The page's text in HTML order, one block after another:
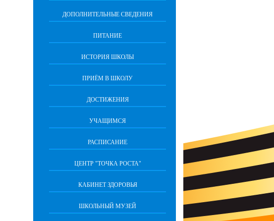
ДОПОЛНИТЕЛЬНЫЕ СВЕДЕНИЯ
ПИТАНИЕ
ИСТОРИЯ ШКОЛЫ
ПРИЁМ В ШКОЛУ
ДОСТИЖЕНИЯ
УЧАЩИМСЯ
РАСПИСАНИЕ
ЦЕНТР "ТОЧКА РОСТА"
КАБИНЕТ ЗДОРОВЬЯ
ШКОЛЬНЫЙ МУЗЕЙ